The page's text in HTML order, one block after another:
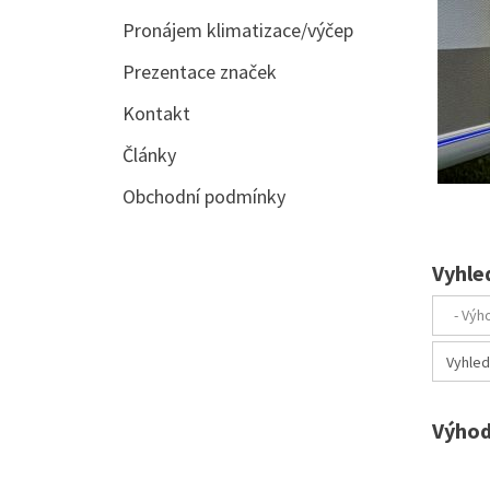
Pronájem klimatizace/výčep
Prezentace značek
Kontakt
Články
Obchodní podmínky